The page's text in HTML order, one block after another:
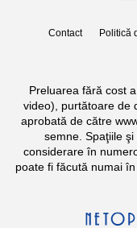
Contact Politică
Preluarea fără cost
video), purtătoare de
aprobată de către
semne. Spaţiile
considerare în
poate fi făcută numai